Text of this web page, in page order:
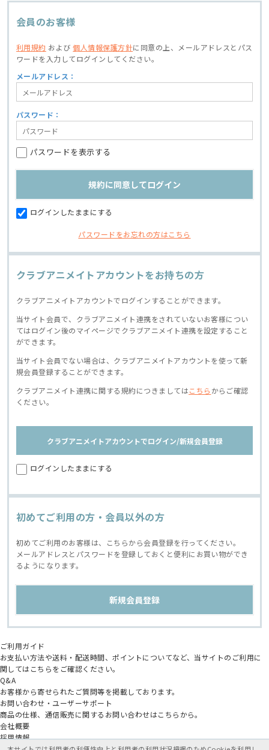
会員のお客様
利用規約 および個人情報保護方針に同意の上、
メールアドレスとパス
ワードを入力してログインしてください。
メールアドレス：
パスワード：
パスワードを表示する
ログインしたままにする
パスワードをお忘れの方はこちら
クラブアニメイトアカウントをお持ちの方
クラブアニメイトアカウントでログインすることができます。
当サイト会員で、クラブアニメイト連携をされていないお客様につい
てはログイン後のマイページでクラブアニメイト連携を設定すること
ができます。
当サイト会員でない場合は、クラブアニメイトアカウントを使って新
規会員登録することができます。
クラブアニメイト連携に関する規約につきましてはこちら からご確認
ください。
クラブアニメイトアカウントでログイン/新規会員登録
ログインしたままにする
初めてご利用の方・会員以外の方
初めてご利用のお客様は、こちらから会員登録を行ってください。
メールアドレスとパスワードを登録しておくと便利にお買い物ができ
るようになります。
ご利用ガイド
お支払い方法や送料・配送時間、ポイントについてなど、当サイトのご利用に
関してはこちらをご確認ください。
Q&A
お客様から寄せられたご質問等を掲載しております。
お問い合わせ・ユーザーサポート
商品の仕様、通信販売に関するお問い合わせはこちらから。
会社概要
採用情報